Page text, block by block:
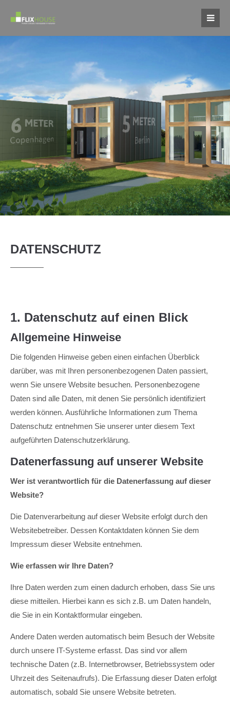
Login
Passwort
Register|Lost your password?
Support
Lorem ipsum dolor sit amet:
24h
Get in touch
376-293 City Road, Suite 600
San Francisco, CA 94102
Have any questions?
+44 1234 567 890
Drop us a line
About us
Lorem ipsum dolor sit amet, consectetuer adipiscing
nascetur ridiculus mus. Donec quam felis, ultricies nec.
DATENSCHUTZ
1. Datenschutz auf einen Blick
Allgemeine Hinweise
Die folgenden Hinweise geben einen einfachen Überblick
darüber, was mit Ihren personenbezogenen Daten passiert,
wenn Sie unsere Website besuchen. Personenbezogene
Daten sind alle Daten, mit denen Sie persönlich identifiziert
werden können. Ausführliche Informationen zum Thema
Datenschutz entnehmen Sie unserer unter diesem Text
aufgeführten Datenschutzerklärung.
Datenerfassung auf unserer Website
Wer ist verantwortlich für die Datenerfassung auf dieser
Website?
Die Datenverarbeitung auf dieser Website erfolgt durch den
Websitebetreiber. Dessen Kontaktdaten können Sie dem
Impressum dieser Website entnehmen.
Wie erfassen wir Ihre Daten?
Ihre Daten werden zum einen dadurch erhoben, dass Sie uns
diese mitteilen. Hierbei kann es sich z.B. um Daten handeln,
die Sie in ein Kontaktformular eingeben.
Andere Daten werden automatisch beim Besuch der Website
durch unsere IT-Systeme erfasst. Das sind vor allem
technische Daten (z.B. Internetbrowser, Betriebssystem oder
Uhrzeit des Seitenaufrufs). Die Erfassung dieser Daten erfolgt
automatisch, sobald Sie unsere Website betreten.